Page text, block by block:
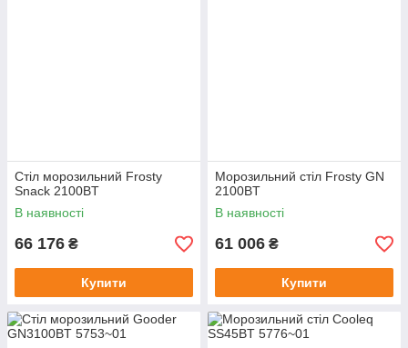
Стіл морозильний Frosty
Snack 2100BT
В наявності
66 176 ₴
Купити
Морозильний стіл Frosty GN
2100BT
В наявності
61 006 ₴
Купити